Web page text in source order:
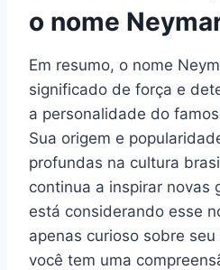
o nome
Em resumo, o nome
significado de força e
a personalidade do
Sua origem e
profundas na cultura
continua a inspirar novas
está considerando esse
apenas curioso sobre
você tem uma